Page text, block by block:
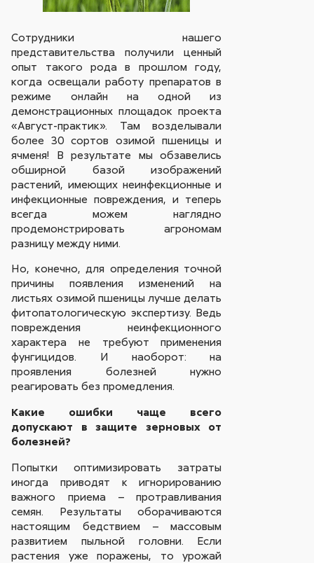
Сотрудники нашего
представительства получили ценный
опыт такого рода в прошлом году,
когда освещали работу препаратов в
режиме онлайн на одной из
демонстрационных площадок проекта
«Август-практик». Там возделывали
более 30 сортов озимой пшеницы и
ячменя! В результате мы обзавелись
обширной базой изображений
растений, имеющих неинфекционные и
инфекционные повреждения, и теперь
всегда можем наглядно
продемонстрировать агрономам
разницу между ними.
Но, конечно, для определения точной
причины появления изменений на
листьях озимой пшеницы лучше делать
фитопатологическую экспертизу. Ведь
повреждения неинфекционного
характера не требуют применения
фунгицидов. И наоборот: на
проявления болезней нужно
реагировать без промедления.
Какие ошибки чаще всего
допускают в защите зерновых от
болезней?
Попытки оптимизировать затраты
иногда приводят к игнорированию
важного приема – протравливания
семян. Результаты оборачиваются
настоящим бедствием – массовым
развитием пыльной головни. Если
растения уже поражены, то урожай